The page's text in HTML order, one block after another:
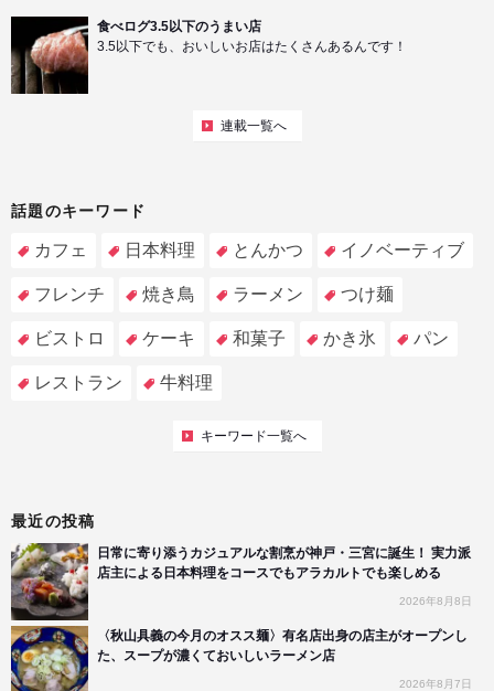
食べログ3.5以下のうまい店
3.5以下でも、おいしいお店はたくさんあるんです！
連載一覧へ
話題のキーワード
カフェ 日本料理 とんかつ イノベーティブ
フレンチ 焼き鳥 ラーメン つけ麺
ビストロ ケーキ 和菓子 かき氷 パン
レストラン 牛料理
キーワード一覧へ
最近の投稿
日常に寄り添うカジュアルな割烹が神戸・三宮に誕生！ 実力派
店主による日本料理をコースでもアラカルトでも楽しめる
2026年8月8日
〈秋山具義の今月のオスス麺〉有名店出身の店主がオープンし
た、スープが濃くておいしいラーメン店
2026年8月7日